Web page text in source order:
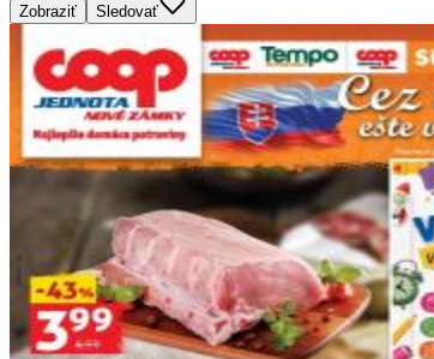
Zobraziť Sledovať